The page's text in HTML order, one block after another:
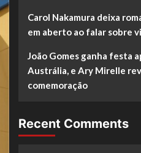
Carol Nakamura deixa
em aberto ao falar sobre
João Gomes ganha festa
Austrália, e Ary Mirelle
comemoração
Recent Comments